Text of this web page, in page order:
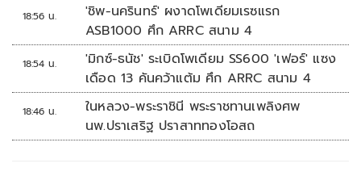
18:56 น.
'ชิพ-นครินทร์' ผงาดโพเดียมเรซแรก
ASB1000 ศึก ARRC สนาม 4
18:54 น.
'มิกซ์-ธนัช' ระเบิดโพเดียม SS600 'เฟอร์' แซง
เดือด 13 คันคว้าแต้ม ศึก ARRC สนาม 4
18:46 น.
ในหลวง-พระราชินี พระราชทานเพลิงศพ
นพ.ปราเสริฐ ปราสาททองโอสถ